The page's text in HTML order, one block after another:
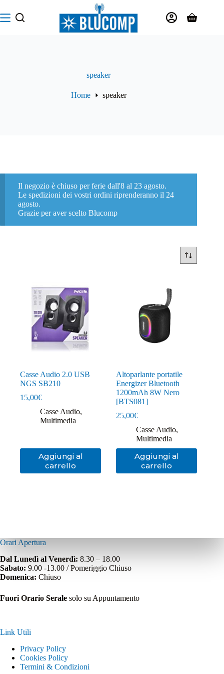
al
contenuto
Carrello
speaker
Home speaker
Il negozio è chiuso per ferie dall'8 al 23 agosto.
Le spedizioni dei vostri ordini riprenderanno il 24
agosto.
Grazie per aver scelto Blucomp
Casse Audio 2.0 USB
NGS SB210
15,00€
Casse Audio,
Multimedia
Aggiungi al
carrello
Altoparlante portatile
Energizer Bluetooth
1200mAh 8W Nero
[BTS081]
25,00€
Casse Audio,
Multimedia
Aggiungi al
carrello
Orari Apertura
Dal Lunedì al Venerdì: 8.30 – 18.00
Sabato: 9.00 -13.00 / Pomeriggio Chiuso
Domenica: Chiuso
Fuori Orario Serale solo su Appuntamento
Link Utili
Privacy Policy
Cookies Policy
Termini & Condizioni